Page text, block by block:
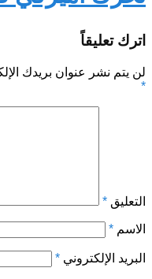
اترك تعليقاً
لن يتم نشر عنوان بريدك
*
التعليق *
الاسم *
البريد الإلكتروني *